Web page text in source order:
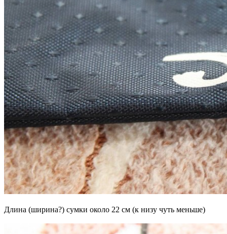
Длина (ширина?) сумки около 22 см (к низу чуть меньше)